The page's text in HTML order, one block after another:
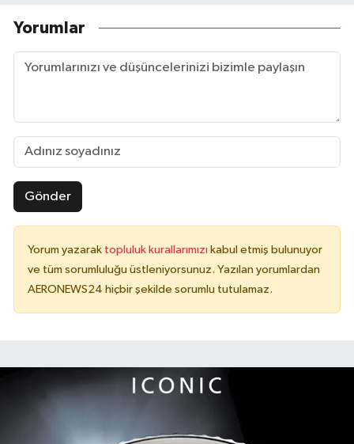
Yorumlar
Gönder
Yorum yazarak topluluk kurallarımızı kabul etmiş bulunuyor
ve tüm sorumluluğu üstleniyorsunuz. Yazılan yorumlardan
AERONEWS24 hiçbir şekilde sorumlu tutulamaz.